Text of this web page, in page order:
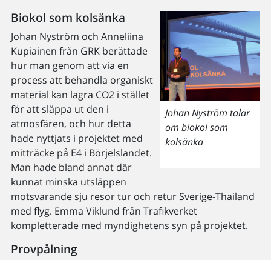
Johan Nyström talar
om biokol som
kolsänka
Biokol som kolsänka
Johan Nyström och Anneliina
Kupiainen från GRK berättade
hur man genom att via en
process att behandla organiskt
material kan lagra CO2 i stället
för att släppa ut den i
atmosfären, och hur detta
hade nyttjats i projektet med
mitträcke på E4 i Börjelslandet.
Man hade bland annat där
kunnat minska utsläppen
motsvarande sju resor tur och retur Sverige-Thailand
med flyg. Emma Viklund från Trafikverket
kompletterade med myndighetens syn på projektet.
Provpålning